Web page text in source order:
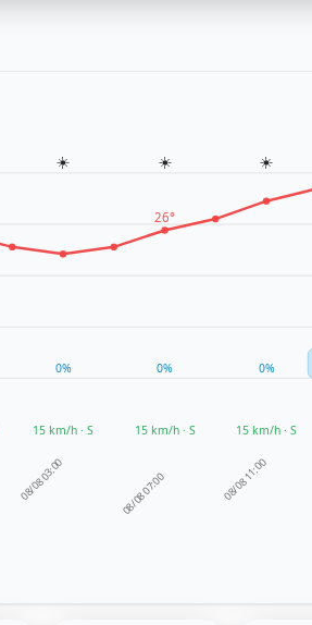
0% 0% 0%
26°
☀️
15 km/h · S
08/08 03:00
☀️
15 km/h · S
08/08 07:00
☀️
15 km/h · S
08/08 11:00